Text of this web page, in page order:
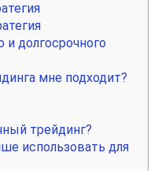
и долгосрочного
мне подходит?
трейдинг?
использовать для